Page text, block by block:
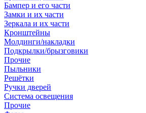
Бампер и его части
Замки и их части
Зеркала и их части
Кронштейны
Молдинги/накладки
Подкрылки/брызговики
Прочие
Пыльники
Решётки
Ручки дверей
Система освещения
Прочие